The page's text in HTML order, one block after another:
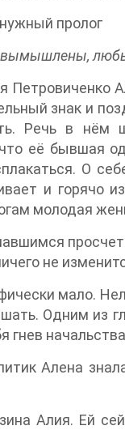
пролог
вымышлены,
Петровиченко
знак и
Речь в нём
её бывшая
О
и горячо
молодая
не
мало.
Одним из
гнев
Алена
Алия. Ей